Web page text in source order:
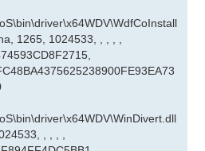
1265, 1024533, , , , ,
, , , ,